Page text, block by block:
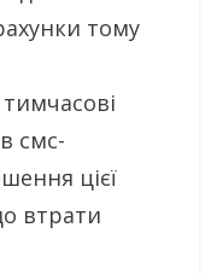
тому
смс-
цієї
втрати